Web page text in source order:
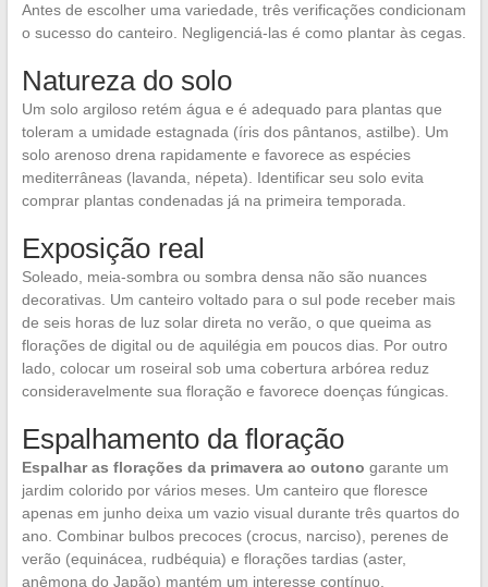
Antes de escolher uma variedade, três verificações condicionam
o sucesso do canteiro. Negligenciá-las é como plantar às cegas.
Natureza do solo
Um solo argiloso retém água e é adequado para plantas que
toleram a umidade estagnada (íris dos pântanos, astilbe). Um
solo arenoso drena rapidamente e favorece as espécies
mediterrâneas (lavanda, népeta). Identificar seu solo evita
comprar plantas condenadas já na primeira temporada.
Exposição real
Soleado, meia-sombra ou sombra densa não são nuances
decorativas. Um canteiro voltado para o sul pode receber mais
de seis horas de luz solar direta no verão, o que queima as
florações de digital ou de aquilégia em poucos dias. Por outro
lado, colocar um roseiral sob uma cobertura arbórea reduz
consideravelmente sua floração e favorece doenças fúngicas.
Espalhamento da floração
Espalhar as florações da primavera ao outono garante um
jardim colorido por vários meses. Um canteiro que floresce
apenas em junho deixa um vazio visual durante três quartos do
ano. Combinar bulbos precoces (crocus, narciso), perenes de
verão (equinácea, rudbéquia) e florações tardias (aster,
anêmona do Japão) mantém um interesse contínuo.